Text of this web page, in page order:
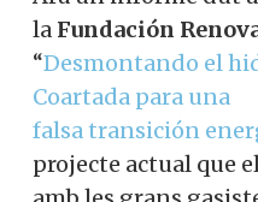
Ara un informe dut a
laFundación
“Desmontando el
Coartada para una
falsa transición
projecte actual que